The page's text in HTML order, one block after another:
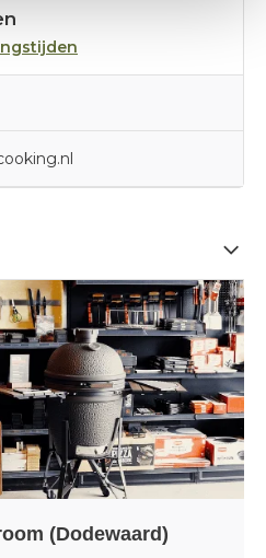
(Dodewaard)